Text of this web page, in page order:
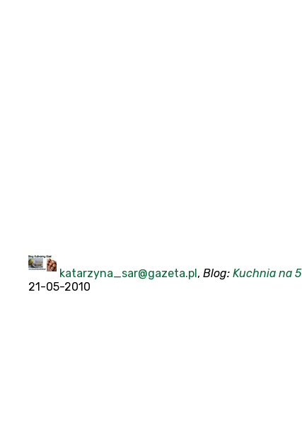
katarzyna_sar@gazeta.pl , Blog: Kuchnia na 5
21-05-2010